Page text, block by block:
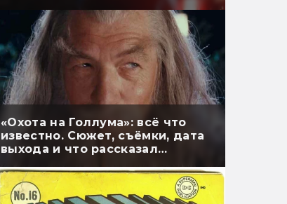
«Охота на Голлума»: всё что
известно. Сюжет, съёмки, дата
выхода и что рассказал